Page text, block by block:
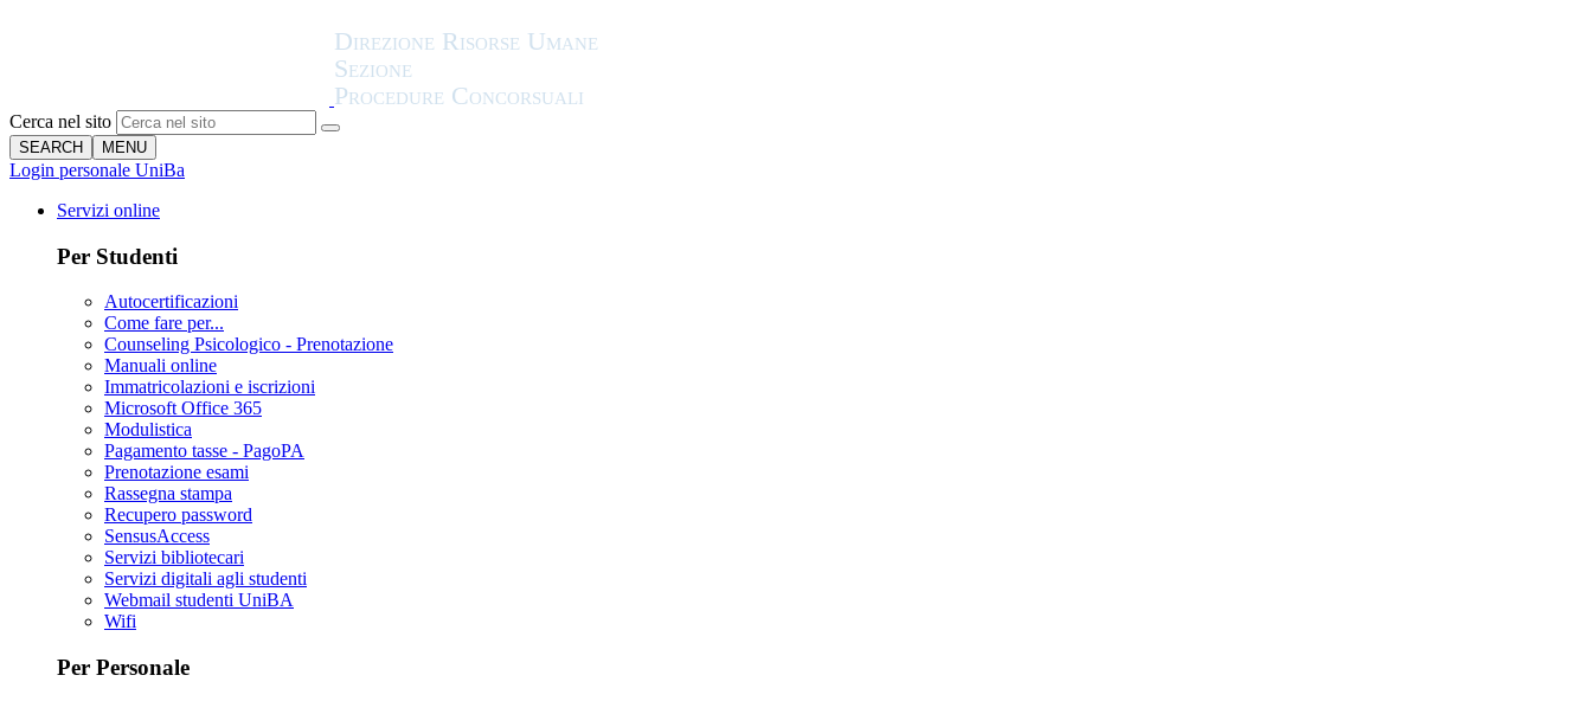
Cerca nel sito
SEARCH MENU
Login personale UniBa
Servizi online
Per Studenti
Autocertificazioni
Come fare per...
Counseling Psicologico - Prenotazione
Manuali online
Immatricolazioni e iscrizioni
Microsoft Office 365
Modulistica
Pagamento tasse - PagoPA
Prenotazione esami
Rassegna stampa
Recupero password
SensusAccess
Servizi bibliotecari
Servizi digitali agli studenti
Webmail studenti UniBA
Wifi
Per Personale